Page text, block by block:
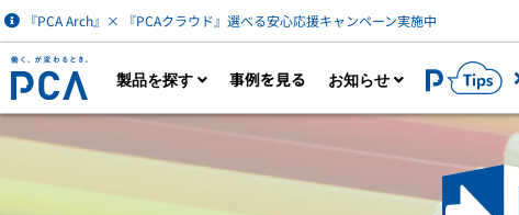
『PCA Arch』× 『PCAクラウド』選べる安心応援キャンペーン実施中
製品を探す
カタログダウンロー
事例を見る お知らせ